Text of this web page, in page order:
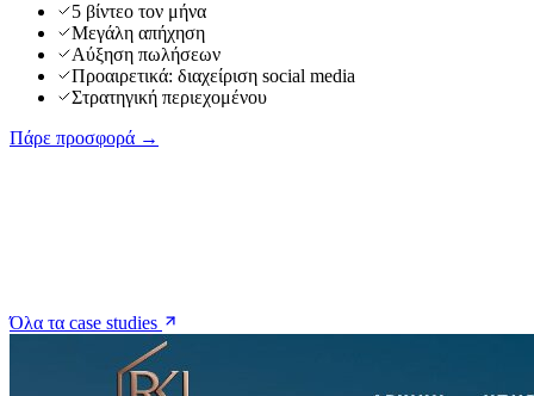
5 βίντεο τον μήνα
Μεγάλη απήχηση
Αύξηση πωλήσεων
Προαιρετικά: διαχείριση social media
Στρατηγική περιεχομένου
Πάρε προσφορά →
Όλα τα case studies